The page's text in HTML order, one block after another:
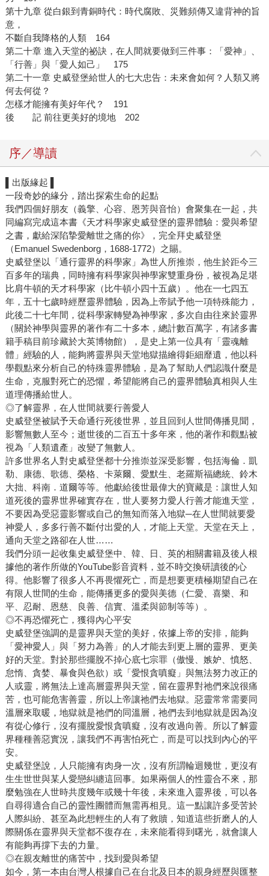
第十九章 從白銀到青銅時代：時代腐敗、災難頻傳又違背神的旨
意，
不斷自我降格的人類 164
第二十章 進入天堂的祕訣，在人間就要做到三件事：「愛神」、
「行善」與「愛人如己」 175
第二十一章 史威登堡給世人的七大忠告：未來會如何？人類又將
何去何從？
怎樣才能擁有美好年代？ 191
後 記 前往更美好的境地 202
序／導讀
▌出版緣起 ▌
一段奇妙的緣分，踏出探索生命的起點
我們四個好朋友（義擎、心容、恩芳與音怡）會聚集在一起，共
同編寫完成這本書《天才科學家史威登堡的靈界體驗：愛與希望
之書，獻給深陷摯愛離世之痛的你》，完全拜史威登堡
（Emanuel Swedenborg，1688-1772）之賜。
史威登堡以「通行靈界的科學家」為世人所推崇，他生於距今三
百多年的瑞典，同時擁有科學家與神學家雙重身份，被視為足堪
比肩牛頓的天才科學家（比牛頓小四十五歲）。他在一七四五
年，五十七歲時經歷靈界體驗，因為上帝賦予他一項特殊能力，
此後二十七年間，從科學家轉變為神學家，多次自由往來於靈界
（關於神學與靈界的著作有二十多本，總計數百萬字，有諸多書
籍手稿目前珍藏於大英博物館），是史上第一位具有「靈魂離
體」經驗的人，能夠將靈界與天堂地獄描繪得鉅細靡遺，他以科
學觀點來分析自己的特殊靈界體驗，是為了幫助人們認識什麼是
生命，克服對死亡的恐懼，希望能將自己的靈界體驗真相與人生
道理傳播給世人。
◎了解靈界，在人世間就要行善愛人
史威登堡被賦予天命通行死後世界，並且回到人世間傳播見聞，
影響無數人至今；逝世後的二百五十多年來，他的著作和觀點被
視為「人類遺產」改變了無數人。
許多世界名人對史威登堡都十分推崇並深受影響，包括海倫．凱
勒、康德、歌德、榮格、卡萊爾、愛默生、老羅斯福總統、鈴木
大拙、科南．道爾等等。他獻給後世最偉大的寶藏是：讓世人知
道死後的靈界世界確實存在，世人要努力愛人行善才能進天堂，
不要因為受惡靈影響或自己的無知而落入地獄─在人世間就要愛
神愛人，多多行善不斷付出愛的人，才能上天堂。天堂在天上，
通向天堂之路卻在人世……
我們分頭一起收集史威登堡中、韓、日、英的相關書籍及後人根
據他的著作所做的YouTube影音資料，並不時交換研讀後的心
得。他影響了很多人不再畏懼死亡，而是想要更積極期望自己在
有限人世間的生命，能傳播更多的愛與美德（仁愛、喜樂、和
平、忍耐、恩慈、良善、信實、溫柔與節制等等）。
◎不再恐懼死亡，獲得內心平安
史威登堡強調的是靈界與天堂的美好，依據上帝的安排，能夠
「愛神愛人」與「努力為善」的人才能去到更上層的靈界、更美
好的天堂。對於那些擺脫不掉心底七宗罪（傲慢、嫉妒、憤怒、
怠惰、貪婪、暴食與色欲）或「愛恨貪嗔癡」與無法努力改正的
人或靈，將無法上達高層靈界與天堂，留在靈界對祂們來說很痛
苦，也可能危害善靈，所以上帝讓祂們去地獄。惡靈常常需要同
溫層來取暖，地獄就是祂們的同溫層，祂們去到地獄就是因為沒
有從心修行，沒有擺脫愛恨貪嗔癡，沒有改過向善。所以了解靈
界種種善惡實況，讓我們不再害怕死亡，而是可以找到內心的平
安。
史威登堡說，人只能擁有肉身一次，沒有所謂輪迴幾世，更沒有
生生世世與某人愛戀糾纏這回事。如果兩個人的性靈合不來，那
麼勉強在人世時共度幾年或幾十年後，未來進入靈界後，可以各
自尋得適合自己的靈性團體而無需再相見。這一點讓許多受苦於
人際糾紛、甚至為此想輕生的人有了救贖，知道這些折磨人的人
際關係在靈界與天堂都不復存在，未來能看得到曙光，就會讓人
有能夠再撐下去的力量。
◎在親友離世的痛苦中，找到愛與希望
如今，第一本由台灣人根據自己在台北及日本的親身經歷與匯整